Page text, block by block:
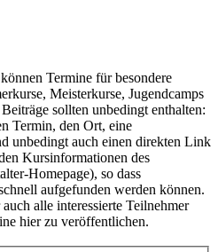
Termine für besondere
Meisterkurse, Jugendcamps
sollten unbedingt enthalten:
Termin, den Ort, eine
unbedingt auch einen direkten Link
Kursinformationen des
Homepage), so dass
aufgefunden werden können.
alle interessierte Teilnehmer
hier zu veröffentlichen.